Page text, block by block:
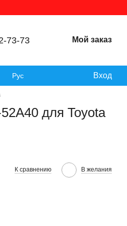
73-73 Мой заказ
Рус Вход
для Toyota
К сравнению В желания